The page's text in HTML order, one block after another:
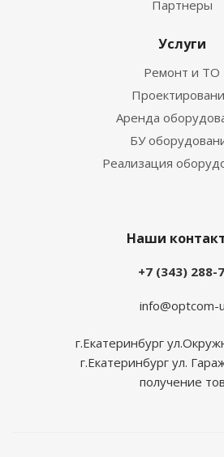
Партнеры
Услуги
Ремонт и ТО
Аренда
БУ
Реализация
Наши
+7 (343) 288-
info@optcom-
г.Екатеринбург
г.Екатеринбург ул.
получение